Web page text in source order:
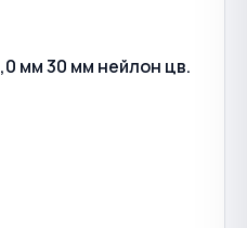
мм 30 мм нейлон цв.